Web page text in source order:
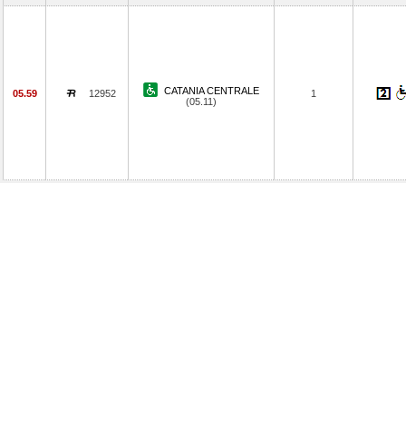
05.59 12952
CATANIA CENTRALE
(05.11)
1